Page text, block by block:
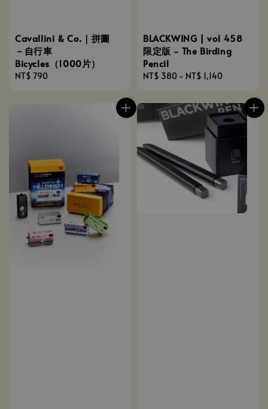
Cavallini & Co.｜拼圖
－自行車
Bicycles（1000片）
Regular
NT$ 790
BLACKWING | vol 458
限定版 - The Birding
Pencil
Regular
NT$ 380 - NT$ 1,140